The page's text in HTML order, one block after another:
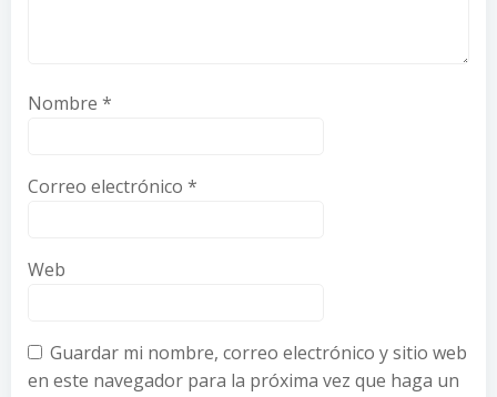
Nombre *
Correo electrónico *
Web
Guardar mi nombre, correo electrónico y sitio web
en este navegador para la próxima vez que haga un